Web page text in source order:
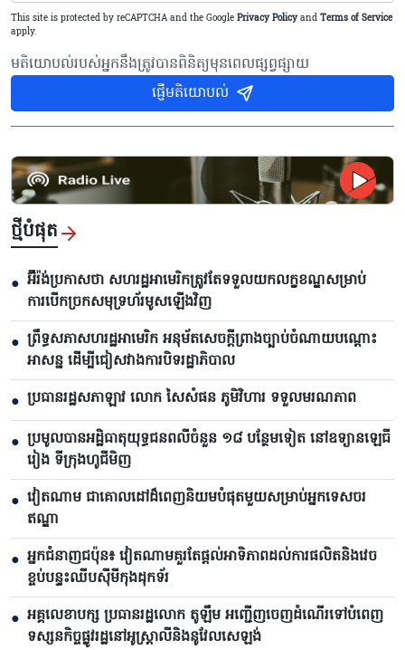
This site is protected by reCAPTCHA and the Google Privacy Policy and Terms of Service
apply.
មតិយោបល់របស់អ្នកនឹងត្រូវបានពិនិត្យមុនពេលផ្សព្វផ្សាយ
ផ្ញើមតិយោបល់
ថ្មីបំផុត
● អ៊ីរ៉ង់ប្រកាសថា សហរដ្ឋអាមេរិកត្រូវតែទទួលយកលក្ខខណ្ឌសម្រាប់
ការបើកច្រកសមុទ្រហ័រមូសឡើងវិញ
● ព្រឹទ្ធសភាសហរដ្ឋអាមេរិក អនុម័តសេចក្តីព្រាងច្បាប់ចំណាយបណ្តោះ
អាសន្ន ដើម្បីជៀសវាងការបិទរដ្ឋាភិបាល
● ប្រធានរដ្ឋសភាឡាវ លោក សៃសំផន ភូមិវិហារ ទទួលមរណភាព
● ប្រមូលបានអដ្ឋិធាតុយុទ្ធជនពលីចំនួន ១៨ បន្ថែមទៀត នៅឧទ្យានឡេធី
រៀង ទីក្រុងហូជីមិញ
● វៀតណាម ជាគោលដៅដ៏ពេញនិយមបំផុតមួយសម្រាប់អ្នកទេសចរ
ឥណ្ឌា
● អ្នកជំនាញជប៉ុន៖ វៀតណាមគួរតែផ្តល់អាទិភាពដល់ការផលិតនិងវេច
ខ្ចប់បន្ទះឈីបស៊ីមីកុងដុកទ័រ
● អគ្គលេខាបក្ស ប្រធានរដ្ឋលោក តូឡឹម អញ្ជើញចេញដំណើរទៅបំពេញ
ទស្សនកិច្ចផ្លូវរដ្ឋនៅអូស្ត្រាលីនិងនូវែលសេឡង់